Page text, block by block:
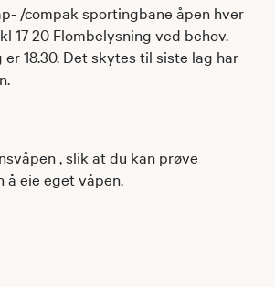
/compak sportingbane åpen hver
17-20 Flombelysning ved behov.
18.30. Det skytes til siste lag har
, slik at du kan prøve
å eie eget våpen.